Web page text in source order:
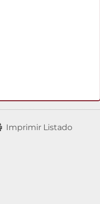
Imprimir Listado